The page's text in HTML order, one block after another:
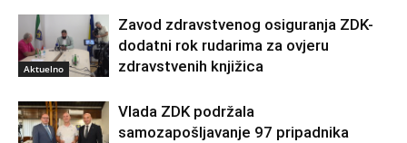
Aktuelno
Zavod zdravstvenog osiguranja ZDK-
dodatni rok rudarima za ovjeru
zdravstvenih knjižica
Vlada ZDK podržala
samozapošljavanje 97 pripadnika